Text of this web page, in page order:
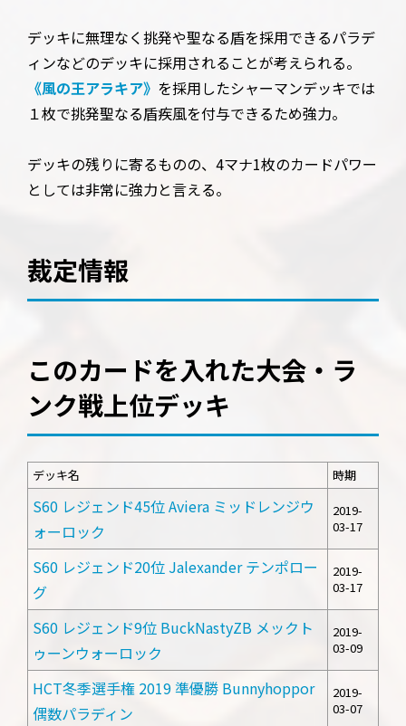
デッキに無理なく挑発や聖なる盾を採用できるパラデ
ィンなどのデッキに採用されることが考えられる。
《風の王アラキア》 を採用したシャーマンデッキでは
１枚で挑発聖なる盾疾風を付与できるため強力。
デッキの残りに寄るものの、4マナ1枚のカードパワー
としては非常に強力と言える。
裁定情報
このカードを入れた大会・ラ
ンク戦上位デッキ
デッキ名 時期
S60 レジェンド45位 Aviera ミッドレンジウ
ォーロック
2019-
03-17
S60 レジェンド20位 Jalexander テンポロー
グ
2019-
03-17
S60 レジェンド9位 BuckNastyZB メックト
ゥーンウォーロック
2019-
03-09
HCT冬季選手権 2019 準優勝 Bunnyhoppor
偶数パラディン
2019-
03-07